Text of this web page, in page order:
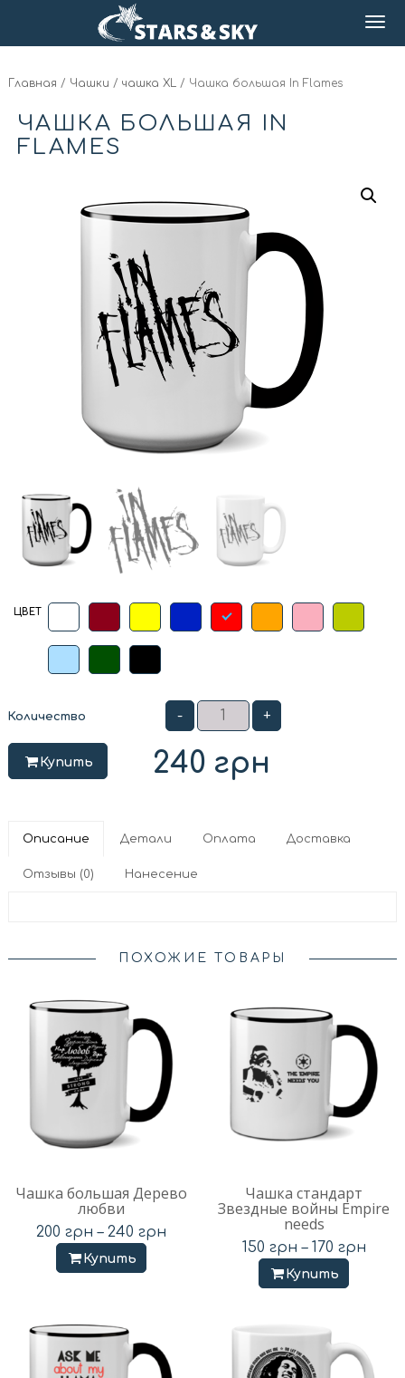
Главная / Чашки / чашка XL / Чашка большая In Flames
ЧАШКА БОЛЬШАЯ IN
FLAMES
ЦВЕТ
Количество - +
Купить 240 грн
Описание Детали Оплата Доставка
Отзывы (0) Нанесение
ПОХОЖИЕ ТОВАРЫ
Чашка большая Дерево
любви
200 грн – 240 грн
Купить
Чашка стандарт
Звездные войны Empire
needs
150 грн – 170 грн
Купить